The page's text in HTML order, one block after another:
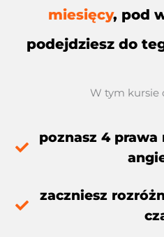
miesięcy, pod
podejdziesz do
W tym kursie
poznasz 4
zaczniesz